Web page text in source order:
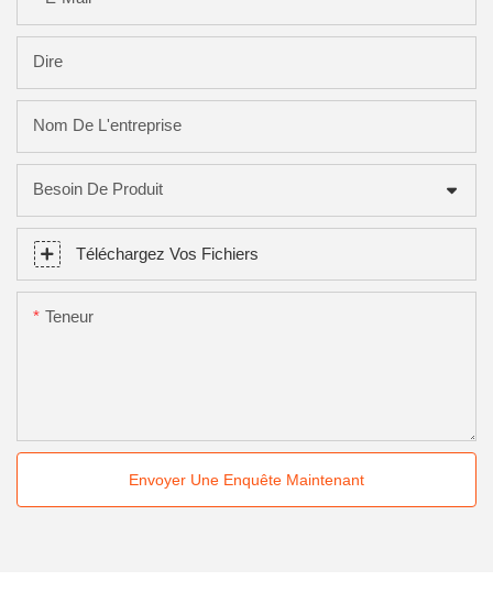
Dire
Nom De L'entreprise
Besoin De Produit
Téléchargez Vos Fichiers
Teneur
Envoyer Une Enquête Maintenant